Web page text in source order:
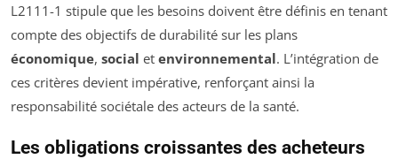
L2111-1 stipule que les besoins doivent être définis en tenant
compte des objectifs de durabilité sur les plans
économique, social et environnemental. L’intégration de
ces critères devient impérative, renforçant ainsi la
responsabilité sociétale des acteurs de la santé.
Les obligations croissantes des acheteurs